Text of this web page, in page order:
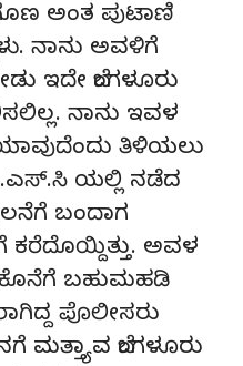
ಅಂತ ಪುಟಾಣಿ
ನಾನು ಅವಳಿಗೆ
ಇದೇ ಬೆಂಗಳೂರು
ನಾನು ಇವಳ
ತಿಳಿಯಲು
ಯಲ್ಲಿ ನಡೆದ
ಬಂದಾಗ
ಅವಳ
ಕೊನೆಗೆ ಬಹುಮಹಡಿ
ಪೊಲೀಸರು
ಮತ್ತ್ಯಾವ ಬೆಂಗಳೂರು